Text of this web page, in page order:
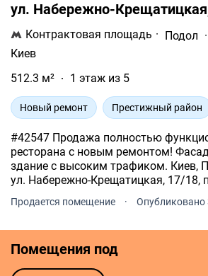
ул. Набережно-
Контрактовая площадь · Подол ·
Киев
512.3 м²
1 этаж из 5
Новый ремонт Престижный район
#42547 Продажа полностью функционирующего
ресторана с новым ремонтом!
здание с высоким трафиком. Киев, Подольский район,
ул. Набережно-Крещатицкая, 17/18,
1913 года постройки из
Продается помещение · Опубликовано
Помещения под